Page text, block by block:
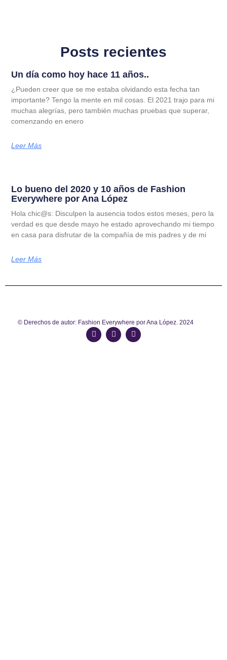
Posts recientes
Un día como hoy hace 11 años..
¿Pueden creer que se me estaba olvidando esta fecha tan
importante? Tengo la mente en mil cosas. El 2021 trajo para mi
muchas alegrías, pero también muchas pruebas que superar,
comenzando en enero
Leer Más
Lo bueno del 2020 y 10 años de Fashion
Everywhere por Ana López
Hola chic@s: Disculpen la ausencia todos estos meses, pero la
verdad es que desde mayo he estado aprovechando mi tiempo
en casa para disfrutar de la compañía de mis padres y de mi
Leer Más
© Derechos de autor: Fashion Everywhere por Ana López. 2024